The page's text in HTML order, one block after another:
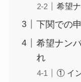
希望
下関での
希望ナン
れ
① イ